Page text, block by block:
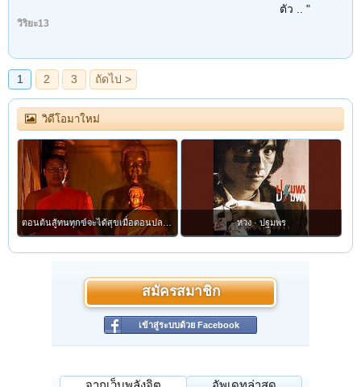
ตัว .. "
วิริยะ13
วิดีโอมาใหม่
ตอนต้นสู้ทนทุกข์จะได้สุขเมื่อตอนปลาย : คมธรรมประจำวันกับท่าน ว.วชิรเมธี หวง · ปฐมพร
สมัครสมาชิก
เข้าสู่ระบบด้วย Facebook